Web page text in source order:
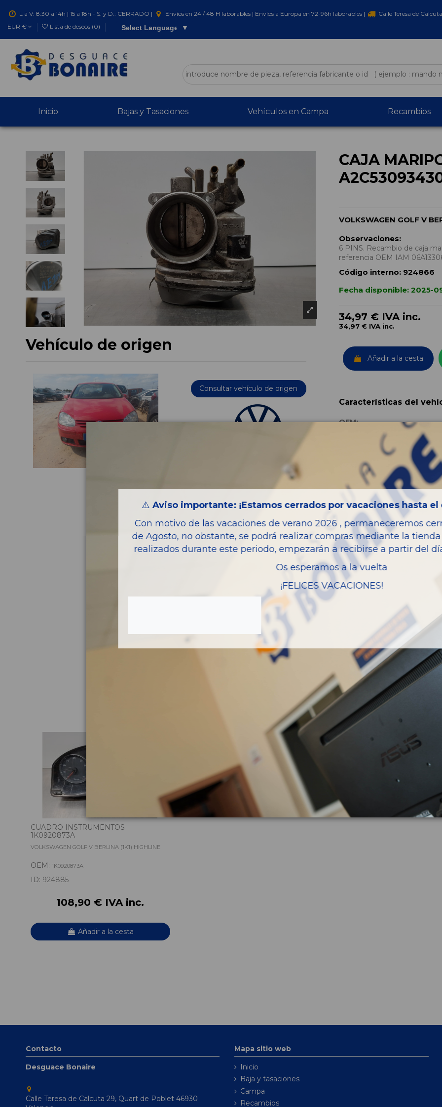
L a V: 8:30 a 14h | 15 a 18h - S. y D.: CERRADO | Envíos en 24 / 48 H laborables | Envíos a Europa en 72-96h laborables |
Calle Teresa de
EUR €
Lista de deseos (0) Select Language ▼
Inicio Bajas y Tasaciones Vehículos en Campa Recambios
Vehículo de origen
Consultar vehículo de origen
CAJA
VOLKSWAGEN GOLF V
Observaciones:
6 PINS. Recambio de caja
referencia OEM IAM
Código interno: 924866
Fecha disponible: 2025-
34,97 € IVA inc.
34,97 € IVA inc.
Añadir a la cesta
Características del
OEM:
Año fabricación
Código motor
Bastidor
Color
Combustible
Versión
Potencia
Ref.Marca
Modelo
Garantia
Piezas almacenadas del
CUADRO INSTRUMENTOS
1K0920873A
VOLKSWAGEN GOLF V BERLINA (1K1) HIGHLINE
OEM: 1K0920873A
ID: 924885
108,90 € IVA inc.
Añadir a la cesta
Contacto
Desguace Bonaire
Calle Teresa de Calcuta 29, Quart de Poblet 46930
Mapa sitio web
Inicio
Baja y tasaciones
Campa
Recambios
⚠️ Aviso importante: ¡Estamos cerrados por vacaciones hasta el
Con motivo de las vacaciones de verano 2026 , permaneceremos
de Agosto, no obstante, se podrá realizar compras mediante la
realizados durante este periodo, empezarán a recibirse a partir del
Os esperamos a la vuelta
¡FELICES VACACIONES!